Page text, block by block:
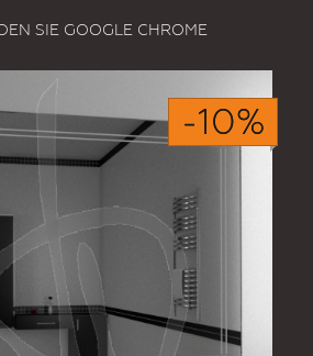
SIE GOOGLE CHROME
-10%